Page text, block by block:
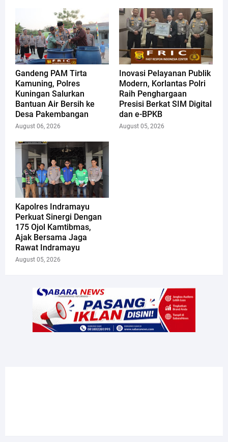
Gandeng PAM Tirta
Kamuning, Polres
Kuningan Salurkan
Bantuan Air Bersih ke
Desa Pakembangan
August 06, 2026
Inovasi Pelayanan Publik
Modern, Korlantas Polri
Raih Penghargaan
Presisi Berkat SIM Digital
dan e-BPKB
August 05, 2026
Kapolres Indramayu
Perkuat Sinergi Dengan
175 Ojol Kamtibmas,
Ajak Bersama Jaga
Rawat Indramayu
August 05, 2026